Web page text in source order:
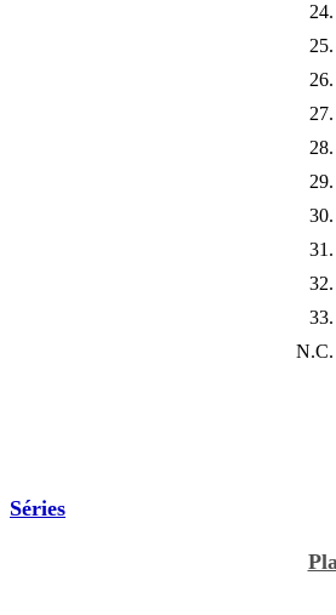
24.
25.
26.
27.
28.
29.
30.
31.
32.
33.
N.C.
Séries